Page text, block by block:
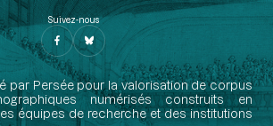
Suivez-nous
par Persée pour la valorisation de corpus
numérisés construits en
équipes de recherche et des institutions